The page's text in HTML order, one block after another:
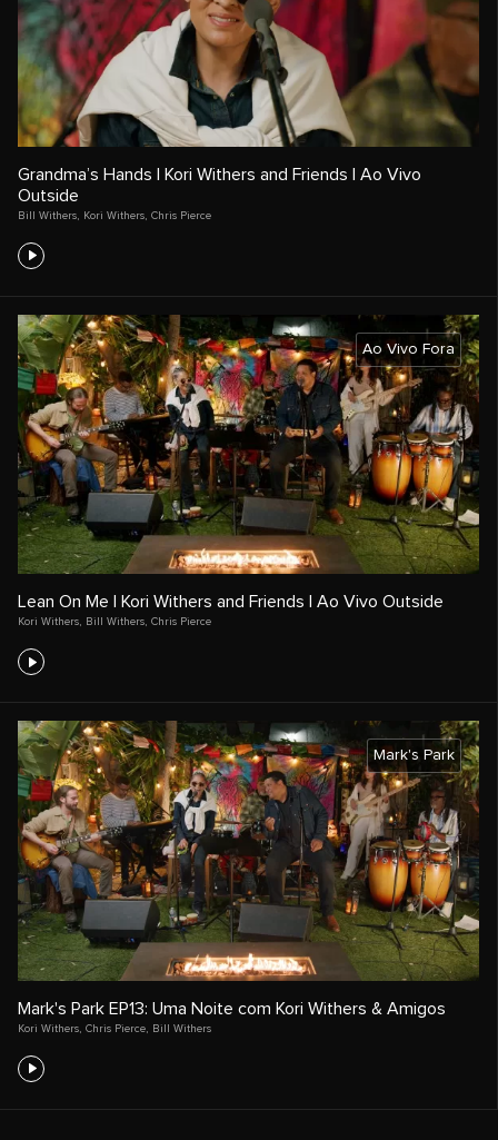
Grandma’s Hands | Kori Withers and Friends | Ao Vivo
Outside
Bill Withers Kori Withers Chris Pierce
Ao Vivo Fora
Lean On Me | Kori Withers and Friends | Ao Vivo Outside
Kori Withers, Bill Withers, Chris Pierce
Mark's Park
Mark's Park EP13: Uma Noite com Kori Withers & Amigos
Kori Withers Chris Pierce Bill Withers